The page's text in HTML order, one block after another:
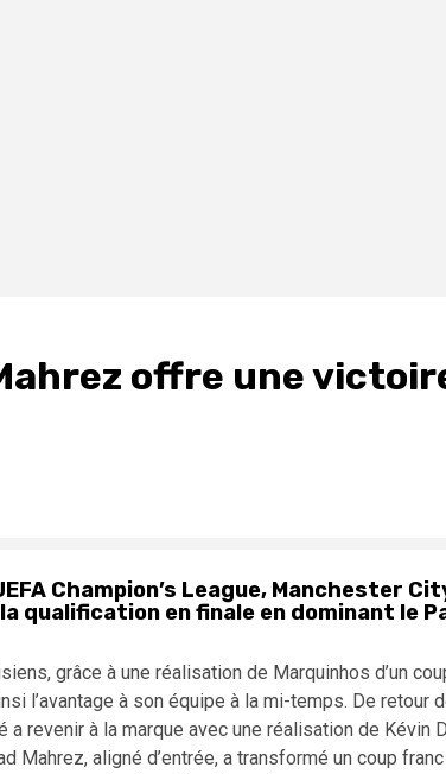
offre une
Champion’s League, Manchester
qualification en finale en dominant le
grâce à une réalisation de Marquinhos d’un
l’avantage à son équipe à la mi-temps. De retour
revenir à la marque avec une réalisation de Kévin
Mahrez, aligné d’entrée, a transformé un coup